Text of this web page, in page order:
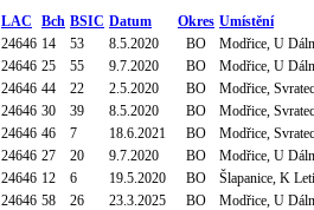
LAC Bch BSIC Datum Okres Umístění
24646 14 53 8.5.2020 BO
Modřice, U
24646 25 55 9.7.2020 BO
Modřice, U
24646 44 22 2.5.2020 BO
Modřice,
24646 30 39 8.5.2020 BO
Modřice,
24646 46 7 18.6.2021 BO
Modřice,
24646 27 20 9.7.2020 BO
Modřice, U
24646 12 6 19.5.2020 BO
Šlapanice, K
24646 58 26 23.3.2025 BO
Modřice, U